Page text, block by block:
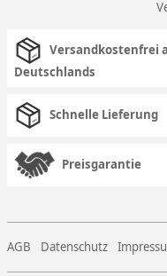
Versandkostenfrei
Deutschlands
Schnelle Lieferung
Preisgarantie
AGB Datenschutz